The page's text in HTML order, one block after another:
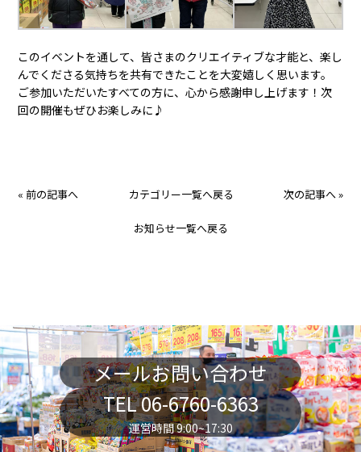
このイベントを通して、皆さまのクリエイティブな才能と、楽し
んでくださる気持ちを共有できたことを大変嬉しく思います。
ご参加いただいたすべての方に、心から感謝申し上げます！次
回の開催もぜひお楽しみに♪
« 前の記事へ カテゴリー一覧へ戻る
お知らせ一覧へ戻る
次の記事へ »
メールお問い合わせ
TEL 06-6760-6363
運営時間 9:00~17:30